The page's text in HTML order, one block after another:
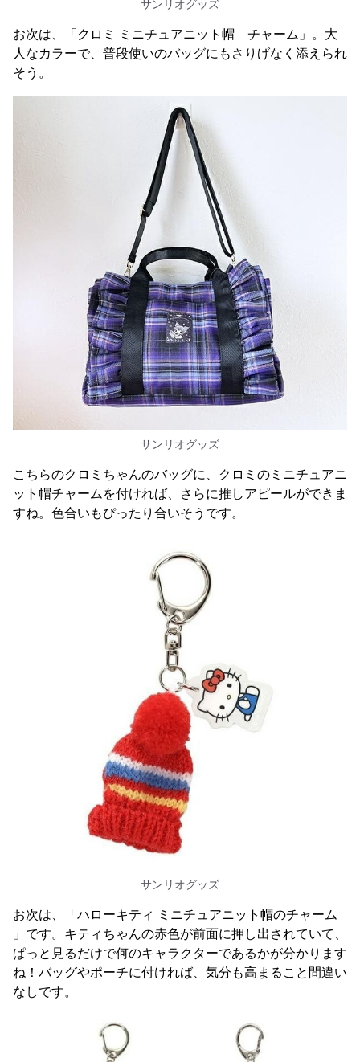
サンリオグッズ
お次は、「クロミ ミニチュアニット帽 チャーム」。大
人なカラーで、普段使いのバッグにもさりげなく添えられ
そう。
サンリオグッズ
こちらのクロミちゃんのバッグに、クロミのミニチュアニ
ット帽チャームを付ければ、さらに推しアピールができま
すね。色合いもぴったり合いそうです。
サンリオグッズ
お次は、「ハローキティ ミニチュアニット帽のチャーム
」です。キティちゃんの赤色が前面に押し出されていて、
ぱっと見るだけで何のキャラクターであるかが分かります
ね！バッグやポーチに付ければ、気分も高まること間違い
なしです。